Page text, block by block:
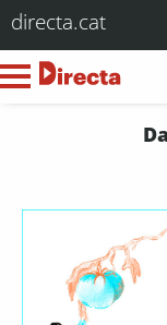
directa.cat